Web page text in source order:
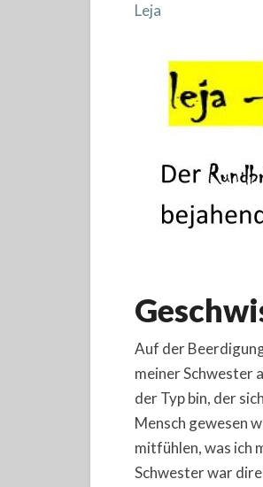
Leja
Auf der
meiner Schwester
der Typ bin, der
Mensch gewesen
mitfühlen, was ich
Schwester war